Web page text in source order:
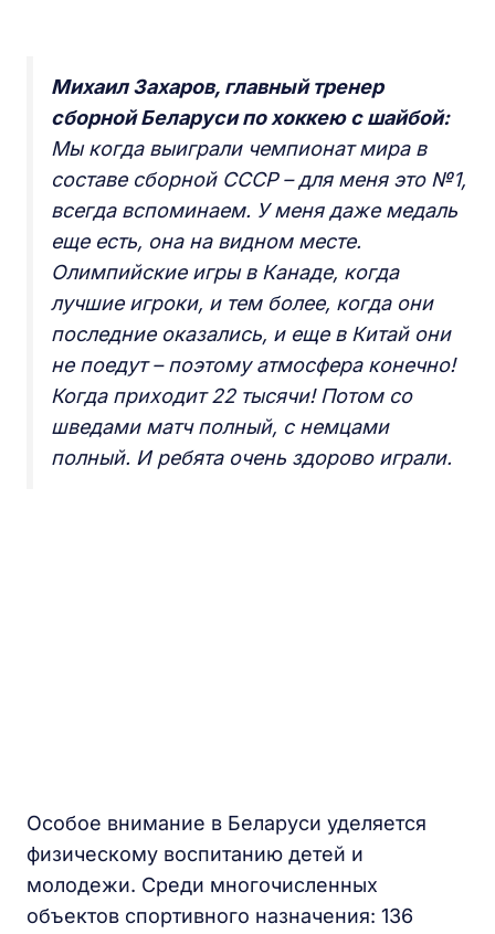
Михаил Захаров, главный тренер
сборной Беларуси по хоккею c шайбой:
Мы когда выиграли чемпионат мира в
составе сборной СССР – для меня это №1,
всегда вспоминаем. У меня даже медаль
еще есть, она на видном месте.
Олимпийские игры в Канаде, когда
лучшие игроки, и тем более, когда они
последние оказались, и еще в Китай они
не поедут – поэтому атмосфера конечно!
Когда приходит 22 тысячи! Потом со
шведами матч полный, с немцами
полный. И ребята очень здорово играли.
Особое внимание в Беларуси уделяется
физическому воспитанию детей и
молодежи. Среди многочисленных
объектов спортивного назначения: 136